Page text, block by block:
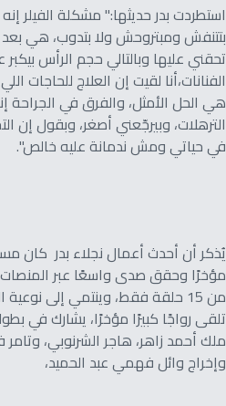
استطردت بدر حديثها:" مشكلة الفيلر
بتتنفش ومبتروحش ولا بتدوب، هي
تحقني عليها وبالتالي حجم الرأس
الفنانات،أنا لقيت إن العلاج للحاجات
هي الحل الأمثل، والفرق في الجراحة
الترهلات، وبيرجّعني أصغر، وبقول إن
في حياتي ومش ندمانة عليه خالص".
يُذكر أن أحدث أعمال نجلاء بدر كان
مؤخرًا وحقق صدى واسعًا عبر المنصات
من 15 حلقة فقط، وينتمي إلى
تلقى رواجًا كبيرًا مؤخرًا، يشارك في
ملك أحمد زاهر، هاجر الشرنوبي،
وإخراج وائل فهمي عبد الحميد،